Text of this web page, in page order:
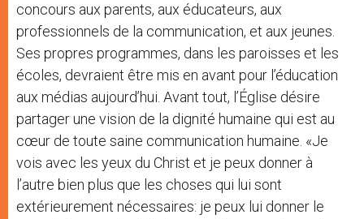
concours aux parents, aux éducateurs, aux
professionnels de la communication, et aux jeunes.
Ses propres programmes, dans les paroisses et les
écoles, devraient être mis en avant pour l’éducation
aux médias aujourd’hui. Avant tout, l’Église désire
partager une vision de la dignité humaine qui est au
cœur de toute saine communication humaine. «Je
vois avec les yeux du Christ et je peux donner à
l’autre bien plus que les choses qui lui sont
extérieurement nécessaires: je peux lui donner le